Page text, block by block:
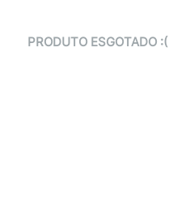
PRODUTO ESGOTADO :(